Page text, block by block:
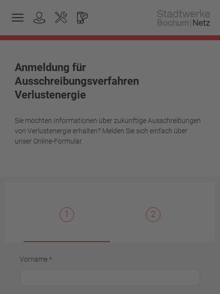
Anmeldung für
Ausschreibungsverfahren
Verlustenergie
Sie möchten Informationen über zukünftige Ausschreibungen
von Verlustenergie erhalten? Melden Sie sich einfach über
unser Online-Formular.
1 2
Vorname *